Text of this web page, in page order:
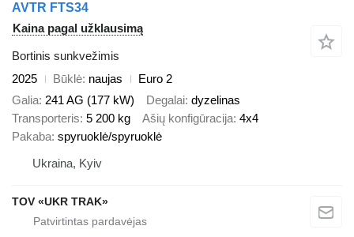
AVTR FTS34
Kaina pagal užklausimą
Bortinis sunkvežimis
2025
Būklė naujas
Euro 2
Galia 241 AG (177 kW) Degalai dyzelinas
Transporteris 5 200 kg Ašių konfigūracija 4x4
Pakaba spyruoklė/spyruoklė
Ukraina, Kyiv
TOV «UKR TRAK»